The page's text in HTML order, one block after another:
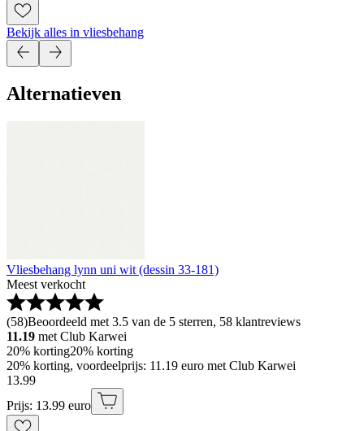
Bekijk alles in vliesbehang
Alternatieven
Vliesbehang lynn uni wit (dessin 33-181)
Meest verkocht
(58)Beoordeeld met 3.5 van de 5 sterren, 58 klantreviews
11.19 met Club Karwei
20% korting20% korting
20% korting, voordeelprijs: 11.19 euro met Club Karwei
13.99
Prijs: 13.99 euro